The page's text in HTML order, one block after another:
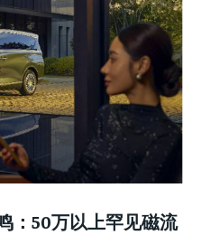
：50万以上罕见磁流